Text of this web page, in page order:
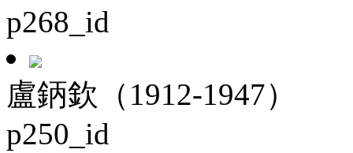
p268_id
盧鈵欽（1912-1947）
p250_id